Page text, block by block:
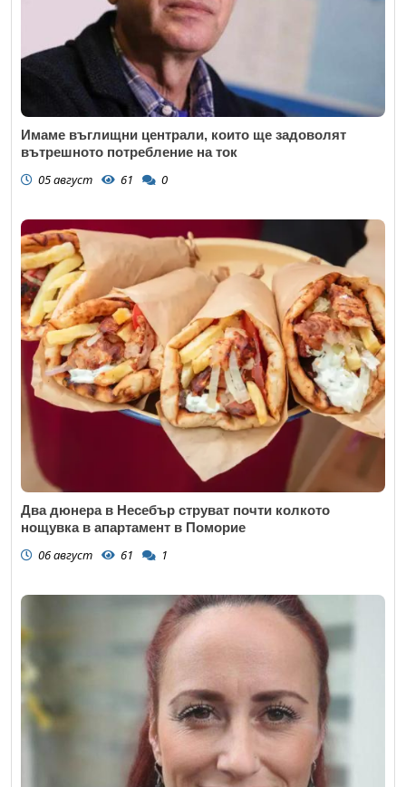
Имаме въглищни централи, които ще задоволят
вътрешното потребление на ток
05 август 61 0
Два дюнера в Несебър струват почти колкото
нощувка в апартамент в Поморие
06 август 61 1